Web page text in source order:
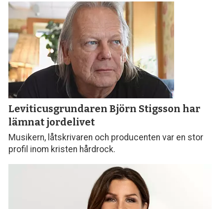
Leviticusgrundaren Björn Stigsson har
lämnat jordelivet
Musikern, låtskrivaren och producenten var en stor
profil inom kristen hårdrock.